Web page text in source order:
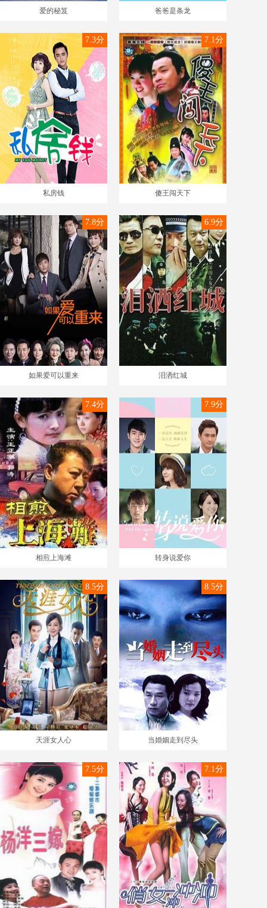
爱的秘笈 爸爸是条龙
私房钱
7.3分
傻王闯天下
7.1分
如果爱可以重来
7.8分
泪洒红城
6.9分
相煎上海滩
7.4分
转身说爱你
7.9分
天涯女人心
8.5分
当婚姻走到尽头
8.5分
7.5分 7.1分